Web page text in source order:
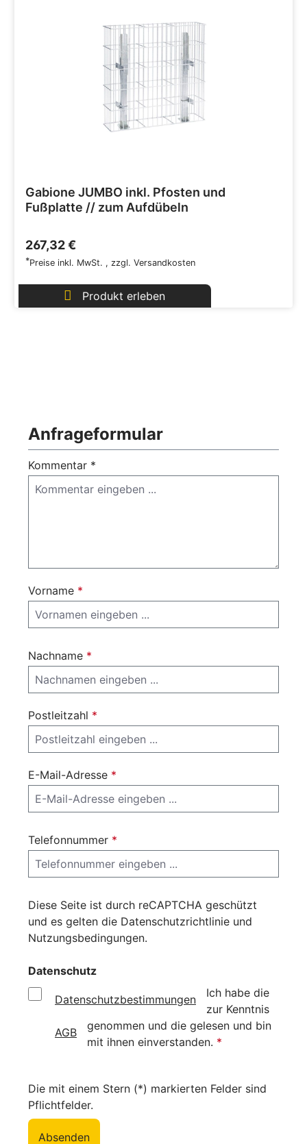
Gabione JUMBO inkl. Pfosten und
Fußplatte // zum Aufdübeln
267,32 €
*Preise inkl. MwSt. , zzgl. Versandkosten
Produkt erleben
Anfrageformular
Kommentar *
Vorname *
Nachname *
Postleitzahl *
E-Mail-Adresse *
Telefonnummer *
Diese Seite ist durch reCAPTCHA geschützt
und es gelten die Datenschutzrichtlinie und
Nutzungsbedingungen.
Datenschutz
Ich habe die
Datenschutzbestimmungen
zur Kenntnis
genommen und die
AGB
gelesen und bin
mit ihnen einverstanden. *
Die mit einem Stern (*) markierten Felder sind
Pflichtfelder.
Absenden